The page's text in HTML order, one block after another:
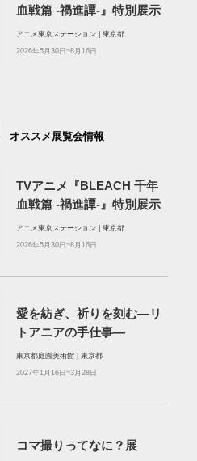
血戦篇 ‐禍進譚-』特別展示
アニメ東京ステーション | 東京都
2026年5月30日~8月16日
オススメ展覧会情報
TVアニメ『BLEACH 千年
血戦篇 ‐禍進譚-』特別展示
アニメ東京ステーション | 東京都
2026年5月30日~8月16日
愛を紡ぎ、祈りを刻む―リ
トアニアの手仕事―
東京都庭園美術館 | 東京都
2027年1月16日~3月28日
コマ撮りってなに？展